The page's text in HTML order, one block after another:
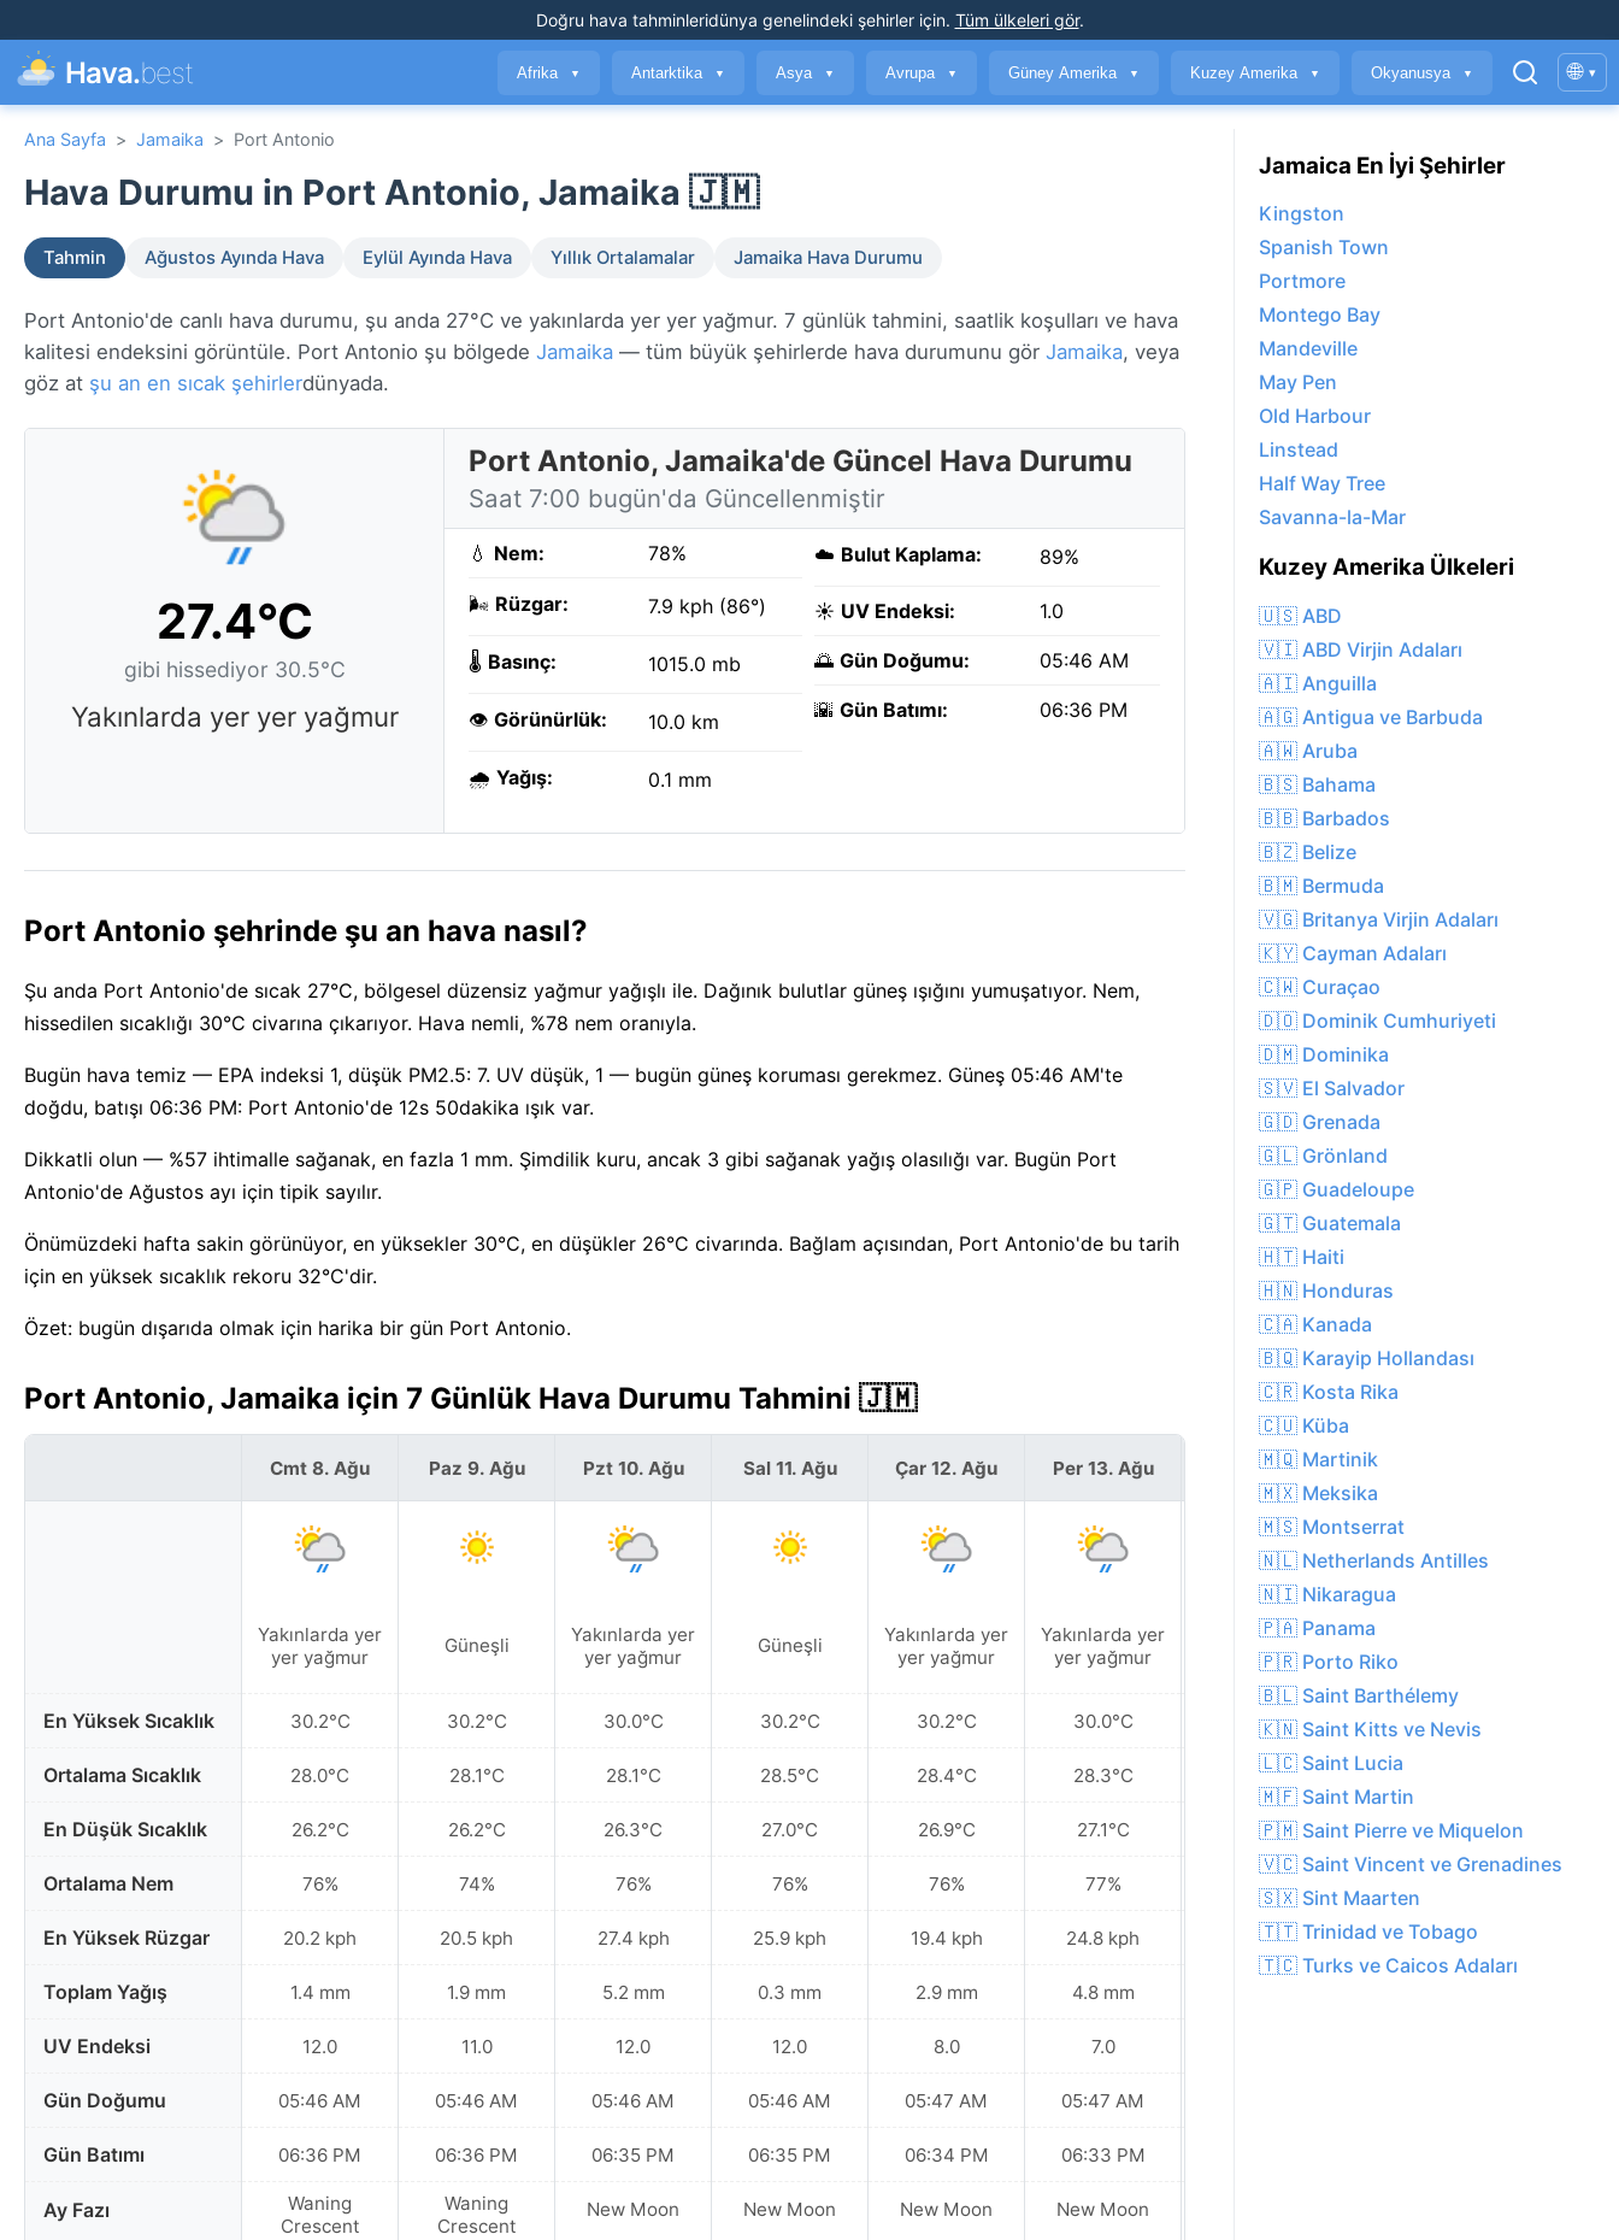
Doğru hava tahminleridünya genelindeki şehirler için. Tüm ülkeleri gör.
Hava.best Afrika ▼ Antarktika ▼ Asya ▼ Avrupa ▼ Güney Amerika ▼ Kuzey Amerika ▼ Okyanusya ▼ 🌐 ▾
Ana Sayfa > Jamaika > Port Antonio
Hava Durumu in Port Antonio, Jamaika 🇯🇲
Tahmin Ağustos Ayında Hava Eylül Ayında Hava Yıllık Ortalamalar Jamaika Hava Durumu
Port Antonio'de canlı hava durumu, şu anda 27°C ve yakınlarda yer yer yağmur. 7 günlük tahmini, saatlik koşulları ve hava
kalitesi endeksini görüntüle. Port Antonio şu bölgede Jamaika — tüm büyük şehirlerde hava durumunu gör Jamaika, veya
göz at şu an en sıcak şehirlerdünyada.
27.4°C
gibi hissediyor 30.5°C
Yakınlarda yer yer yağmur
Port Antonio, Jamaika'de Güncel Hava Durumu
Saat 7:00 bugün'da Güncellenmiştir
💧 Nem: 78%
🌬️ Rüzgar: 7.9 kph (86°)
🌡️ Basınç: 1015.0 mb
👁️ Görünürlük: 10.0 km
🌧️ Yağış: 0.1 mm
☁️ Bulut Kaplama: 89%
☀️ UV Endeksi: 1.0
🌅 Gün Doğumu: 05:46 AM
🌇 Gün Batımı: 06:36 PM
Port Antonio şehrinde şu an hava nasıl?
Şu anda Port Antonio'de sıcak 27°C, bölgesel düzensiz yağmur yağışlı ile. Dağınık bulutlar güneş ışığını yumuşatıyor. Nem,
hissedilen sıcaklığı 30°C civarına çıkarıyor. Hava nemli, %78 nem oranıyla.
Bugün hava temiz — EPA indeksi 1, düşük PM2.5: 7. UV düşük, 1 — bugün güneş koruması gerekmez. Güneş 05:46 AM'te
doğdu, batışı 06:36 PM: Port Antonio'de 12s 50dakika ışık var.
Dikkatli olun — %57 ihtimalle sağanak, en fazla 1 mm. Şimdilik kuru, ancak 3 gibi sağanak yağış olasılığı var. Bugün Port
Antonio'de Ağustos ayı için tipik sayılır.
Önümüzdeki hafta sakin görünüyor, en yüksekler 30°C, en düşükler 26°C civarında. Bağlam açısından, Port Antonio'de bu tarih
için en yüksek sıcaklık rekoru 32°C'dir.
Özet: bugün dışarıda olmak için harika bir gün Port Antonio.
Port Antonio, Jamaika için 7 Günlük Hava Durumu Tahmini 🇯🇲
En Yüksek Sıcaklık
Ortalama Sıcaklık
En Düşük Sıcaklık
Ortalama Nem
En Yüksek Rüzgar
Toplam Yağış
UV Endeksi
Gün Doğumu
Gün Batımı
Ay Fazı
Cmt 8. Ağu
Yakınlarda yer
yer yağmur
30.2°C
28.0°C
26.2°C
76%
20.2 kph
1.4 mm
12.0
05:46 AM
06:36 PM
Waning
Crescent
Paz 9. Ağu
Güneşli
30.2°C
28.1°C
26.2°C
74%
20.5 kph
1.9 mm
11.0
05:46 AM
06:36 PM
Waning
Crescent
Pzt 10. Ağu
Yakınlarda yer
yer yağmur
30.0°C
28.1°C
26.3°C
76%
27.4 kph
5.2 mm
12.0
05:46 AM
06:35 PM
New Moon
Sal 11. Ağu
Güneşli
30.2°C
28.5°C
27.0°C
76%
25.9 kph
0.3 mm
12.0
05:46 AM
06:35 PM
New Moon
Çar 12. Ağu
Yakınlarda yer
yer yağmur
30.2°C
28.4°C
26.9°C
76%
19.4 kph
2.9 mm
8.0
05:47 AM
06:34 PM
New Moon
Per 13. Ağu
Yakınlarda yer
yer yağmur
30.0°C
28.3°C
27.1°C
77%
24.8 kph
4.8 mm
7.0
05:47 AM
06:33 PM
New Moon
Cum 14. Ağu
Yakınlarda yer
yer yağmur
30.1°C
28.3°C
27.2°C
76%
27.0 kph
Jamaica En İyi Şehirler
Kingston
Spanish Town
Portmore
Montego Bay
Mandeville
May Pen
Old Harbour
Linstead
Half Way Tree
Savanna-la-Mar
Kuzey Amerika Ülkeleri
🇺🇸 ABD
🇻🇮 ABD Virjin Adaları
🇦🇮 Anguilla
🇦🇬 Antigua ve Barbuda
🇦🇼 Aruba
🇧🇸 Bahama
🇧🇧 Barbados
🇧🇿 Belize
🇧🇲 Bermuda
🇻🇬 Britanya Virjin Adaları
🇰🇾 Cayman Adaları
🇨🇼 Curaçao
🇩🇴 Dominik Cumhuriyeti
🇩🇲 Dominika
🇸🇻 El Salvador
🇬🇩 Grenada
🇬🇱 Grönland
🇬🇵 Guadeloupe
🇬🇹 Guatemala
🇭🇹 Haiti
🇭🇳 Honduras
🇨🇦 Kanada
🇧🇶 Karayip Hollandası
🇨🇷 Kosta Rika
🇨🇺 Küba
🇲🇶 Martinik
🇲🇽 Meksika
🇲🇸 Montserrat
🇳🇱 Netherlands Antilles
🇳🇮 Nikaragua
🇵🇦 Panama
🇵🇷 Porto Riko
🇧🇱 Saint Barthélemy
🇰🇳 Saint Kitts ve Nevis
🇱🇨 Saint Lucia
🇲🇫 Saint Martin
🇵🇲 Saint Pierre ve Miquelon
🇻🇨 Saint Vincent ve Grenadines
🇸🇽 Sint Maarten
🇹🇹 Trinidad ve Tobago
🇹🇨 Turks ve Caicos Adaları